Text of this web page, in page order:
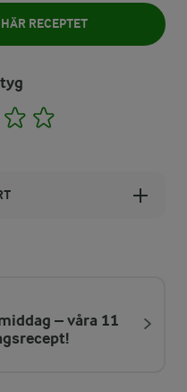
RECEPTET
3 4
– våra 11